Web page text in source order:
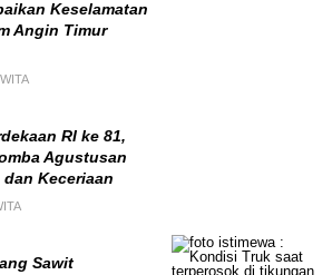
Keselamatan
Angin Timur
RI ke 81,
Agustusan
Keceriaan
Sawit